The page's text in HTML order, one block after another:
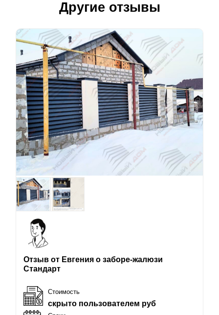
Другие отзывы
Отзыв от Евгения о заборе-жалюзи
Стандарт
Стоимость
скрыто пользователем руб